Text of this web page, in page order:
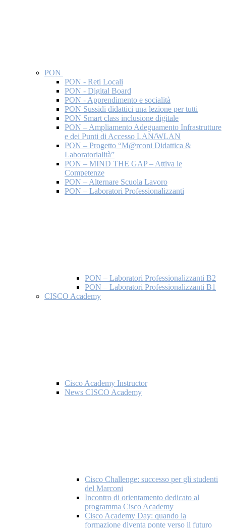
PON
PON - Reti Locali
PON - Digital Board
PON - Apprendimento e socialità
PON Sussidi didattici una lezione per tutti
PON Smart class inclusione digitale
PON – Ampliamento Adeguamento Infrastrutture
e dei Punti di Accesso LAN/WLAN
PON – Progetto “M@rconi Didattica &
Laboratorialità”
PON – MIND THE GAP – Attiva le
Competenze
PON – Alternare Scuola Lavoro
PON – Laboratori Professionalizzanti
PON – Laboratori Professionalizzanti B2
PON – Laboratori Professionalizzanti B1
CISCO Academy
Cisco Academy Instructor
News CISCO Academy
Cisco Challenge: successo per gli studenti
del Marconi
Incontro di orientamento dedicato al
programma Cisco Academy
Cisco Academy Day: quando la
formazione diventa ponte verso il futuro